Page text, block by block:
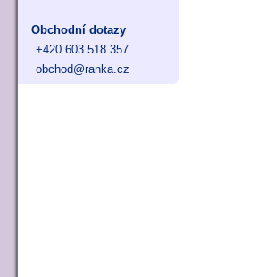
Obchodní dotazy
+420 603 518 357
obchod@ranka.cz